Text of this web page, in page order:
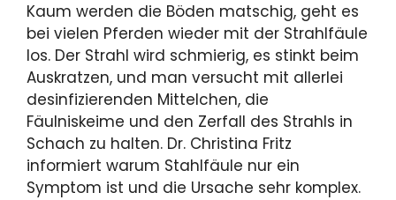
Kaum werden die Böden matschig, geht es
bei vielen Pferden wieder mit der Strahlfäule
los. Der Strahl wird schmierig, es stinkt beim
Auskratzen, und man versucht mit allerlei
desinfizierenden Mittelchen, die
Fäulniskeime und den Zerfall des Strahls in
Schach zu halten. Dr. Christina Fritz
informiert warum Stahlfäule nur ein
Symptom ist und die Ursache sehr komplex.